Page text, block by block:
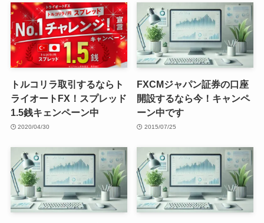
トルコリラ取引するならト
ライオートFX！スプレッド
1.5銭キェンペーン中
2020/04/30
FXCMジャパン証券の口座
開設するなら今！キャンペ
ーン中です
2015/07/25